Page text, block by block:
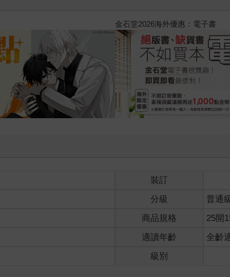
裝訂
分級
普通
商品規格
25開
適讀年齡
全齡
級別